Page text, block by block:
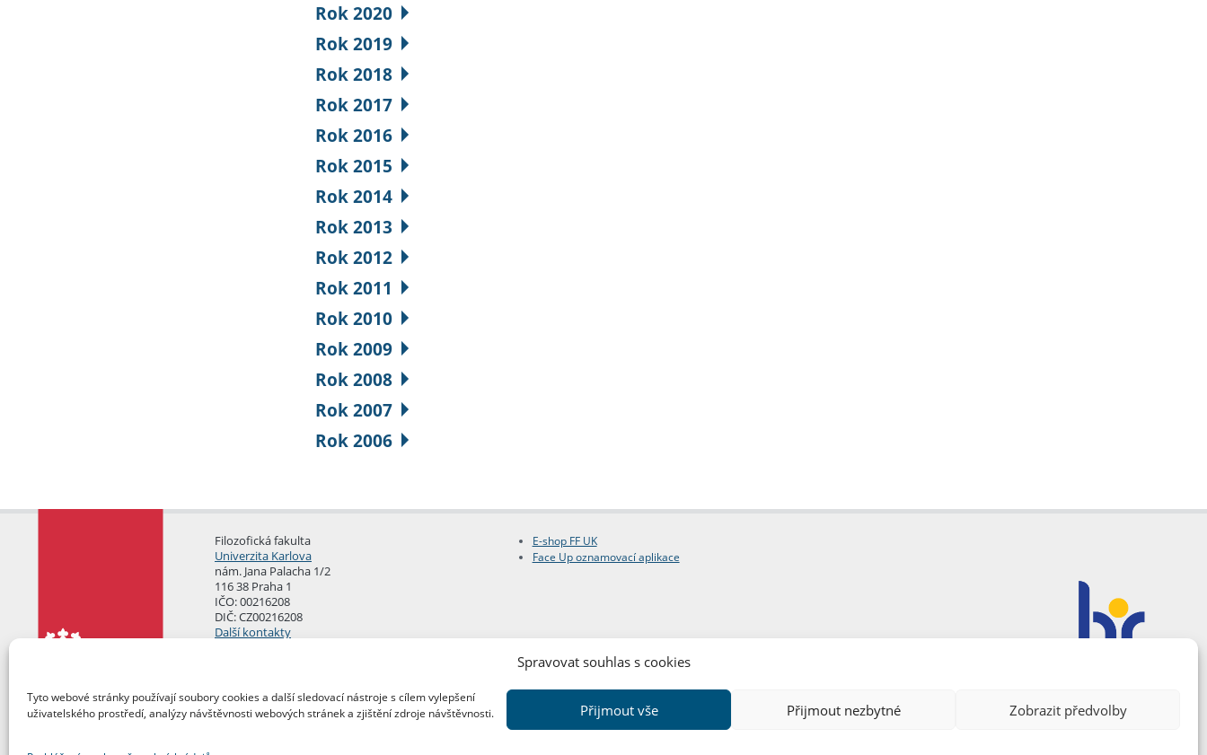
Spravovat souhlas s cookies
Tyto webové stránky používají soubory cookies a další sledovací nástroje s cílem vylepšení
uživatelského prostředí, analýzy návštěvnosti webových stránek a zjištění zdroje návštěvnosti.
Přijmout vše Přijmout nezbytné Zobrazit předvolby
Rok 2020
Rok 2019
Rok 2018
Rok 2017
Rok 2016
Rok 2015
Rok 2014
Rok 2013
Rok 2012
Rok 2011
Rok 2010
Rok 2009
Rok 2008
Rok 2007
Rok 2006
Filozofická fakulta
Univerzita Karlova
nám. Jana Palacha 1/2
116 38 Praha 1
IČO: 00216208
DIČ: CZ00216208
Další kontakty
E-shop FF UK
Face Up oznamovací aplikace